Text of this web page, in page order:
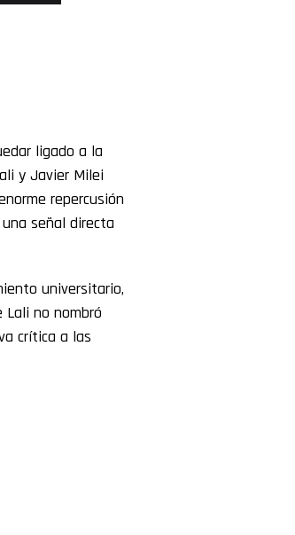
ligado a la
y Javier Milei
repercusión
señal directa
universitario,
no nombró
crítica a las